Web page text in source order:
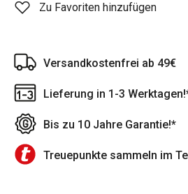
Zu Favoriten hinzufügen
Versandkostenfrei ab 49€
Lieferung in 1-3
Bis zu 10 Jahre Garantie!*
Treuepunkte sammeln im